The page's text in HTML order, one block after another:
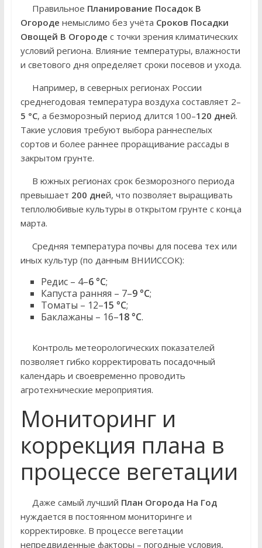
Правильное Планирование Посадок В
Огороде немыслимо без учёта Сроков Посадки
Овощей В Огороде с точки зрения климатических
условий региона. Влияние температуры, влажности
и светового дня определяет сроки посевов и ухода.
Например, в северных регионах России
среднегодовая температура воздуха составляет 2–
5 °C, а безморозный период длится 100–120 дней.
Такие условия требуют выбора раннеспелых
сортов и более раннее проращивание рассады в
закрытом грунте.
В южных регионах срок безморозного периода
превышает 200 дней, что позволяет выращивать
теплолюбивые культуры в открытом грунте с конца
марта.
Средняя температура почвы для посева тех или
иных культур (по данным ВНИИССОК):
Редис – 4–6 °C;
Капуста ранняя – 7–9 °C;
Томаты – 12–15 °C;
Баклажаны – 16–18 °C.
Контроль метеорологических показателей
позволяет гибко корректировать посадочный
календарь и своевременно проводить
агротехнические мероприятия.
Мониторинг и
коррекция плана в
процессе вегетации
Даже самый лучший План Огорода На Год
нуждается в постоянном мониторинге и
корректировке. В процессе вегетации
непредвиденные факторы – погодные условия,